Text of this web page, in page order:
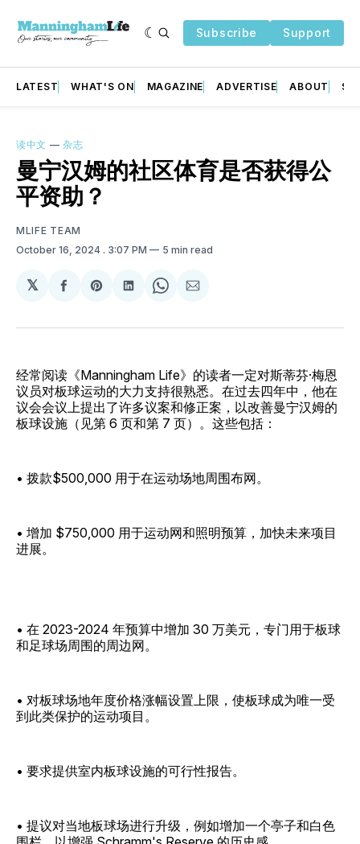
Subscribe Support
LATEST WHAT'S ON MAGAZINE ADVERTISE ABOUT
读中文 —杂志
曼宁汉姆的社区体育是否获得公
平资助？
MLIFE TEAM
October 16, 2024 . 3:07 PM 5 min read
𝕏
Share
Facebook
Share
Pinterest
Share
LinkedIn
Share
WhatsApp
Share
Email
经常阅读《Manningham Life》的读者一定对斯蒂芬·梅恩
议员对板球运动的大力支持很熟悉。在过去四年中，他在
议会会议上提出了许多议案和修正案，以改善曼宁汉姆的
板球设施（见第 6 页和第 7 页）。这些包括：
• 拨款$500,000 用于在运动场地周围布网。
• 增加 $750,000 用于运动网和照明预算，加快未来项目
进展。
• 在 2023-2024 年预算中增加 30 万美元，专门用于板球
和足球场周围的周边网。
• 对板球场地年度价格涨幅设置上限，使板球成为唯一受
到此类保护的运动项目。
• 要求提供室内板球设施的可行性报告。
• 提议对当地板球场进行升级，例如增加一个亭子和白色